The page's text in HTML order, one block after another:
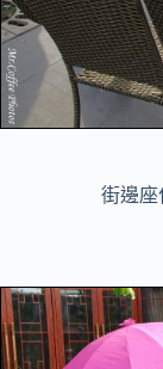
街邊座